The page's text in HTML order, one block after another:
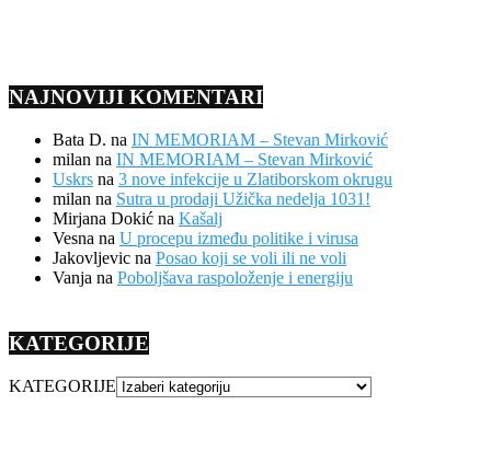
NAJNOVIJI KOMENTARI
Bata D. na IN MEMORIAM – Stevan Mirković
milan na IN MEMORIAM – Stevan Mirković
Uskrs na 3 nove infekcije u Zlatiborskom okrugu
milan na Sutra u prodaji Užička nedelja 1031!
Mirjana Dokić na Kašalj
Vesna na U procepu između politike i virusa
Jakovljevic na Posao koji se voli ili ne voli
Vanja na Poboljšava raspoloženje i energiju
KATEGORIJE
KATEGORIJE